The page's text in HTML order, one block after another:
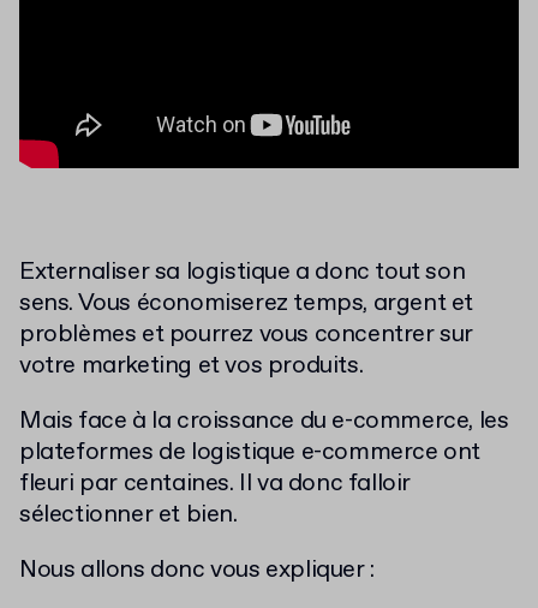
Externaliser sa logistique a donc tout son
sens. Vous économiserez temps, argent et
problèmes et pourrez vous concentrer sur
votre marketing et vos produits.
Mais face à la croissance du e-commerce, les
plateformes de logistique e-commerce ont
fleuri par centaines. Il va donc falloir
sélectionner et bien.
Nous allons donc vous expliquer :